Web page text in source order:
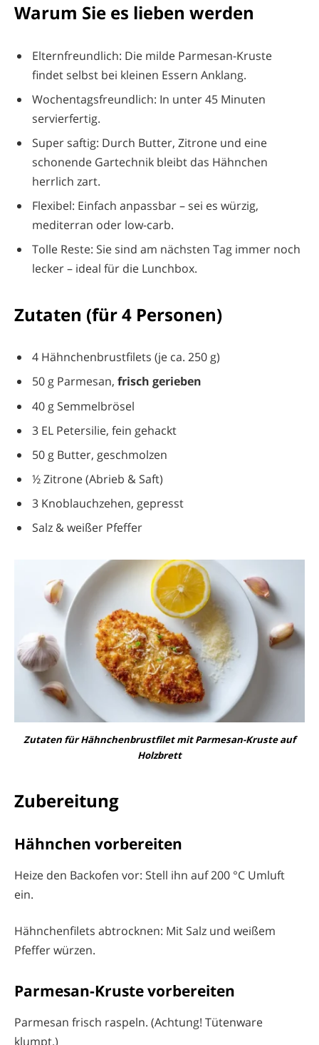
Warum Sie es lieben werden
Elternfreundlich: Die milde Parmesan-Kruste
findet selbst bei kleinen Essern Anklang.
Wochentagsfreundlich: In unter 45 Minuten
servierfertig.
Super saftig: Durch Butter, Zitrone und eine
schonende Gartechnik bleibt das Hähnchen
herrlich zart.
Flexibel: Einfach anpassbar – sei es würzig,
mediterran oder low-carb.
Tolle Reste: Sie sind am nächsten Tag immer noch
lecker – ideal für die Lunchbox.
Zutaten (für 4 Personen)
4 Hähnchenbrustfilets (je ca. 250 g)
50 g Parmesan, frisch gerieben
40 g Semmelbrösel
3 EL Petersilie, fein gehackt
50 g Butter, geschmolzen
½ Zitrone (Abrieb & Saft)
3 Knoblauchzehen, gepresst
Salz & weißer Pfeffer
Zutaten für Hähnchenbrustfilet mit Parmesan-Kruste auf
Holzbrett
Zubereitung
Hähnchen vorbereiten
Heize den Backofen vor: Stell ihn auf 200 °C Umluft
ein.
Hähnchenfilets abtrocknen: Mit Salz und weißem
Pfeffer würzen.
Parmesan-Kruste vorbereiten
Parmesan frisch raspeln. (Achtung! Tütenware
klumpt.)